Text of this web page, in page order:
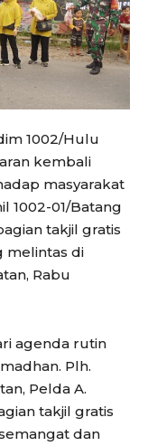
1002/Hulu
kembali
masyarakat
1002-01/Batang
takjil gratis
melintas di
Rabu
agenda rutin
Plh.
Pelda A.
takjil gratis
dan